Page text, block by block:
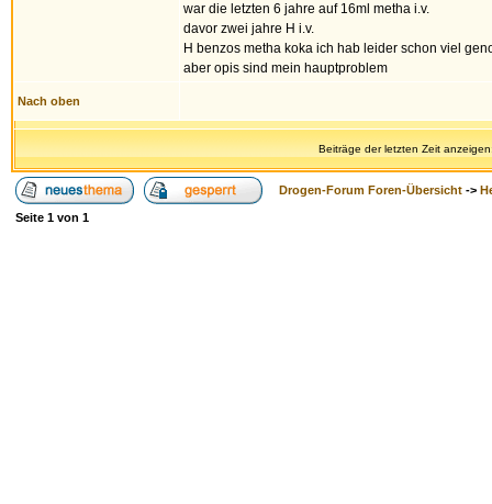
war die letzten 6 jahre auf 16ml metha i.v.
davor zwei jahre H i.v.
H benzos metha koka ich hab leider schon viel
aber opis sind mein hauptproblem
Nach oben
Beiträge der letzten Zeit
Drogen-Forum Foren-Übersicht ->
Seite 1 von 1